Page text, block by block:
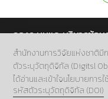
กองระบบและบริหารข้อ
และนวัตกรรม สำนักงา
ที่อยู่.196 ถนนพหลโยธิ
10900
สำนักงานการวิจัยแห่งชาติมี
ตัวระบุวัตถุดิจิทัล (Digitsl
ได้อ่านและเข้าใจนโยบายการ
รหัสตัวระบุวัตถุดิจิทัล (DOI)